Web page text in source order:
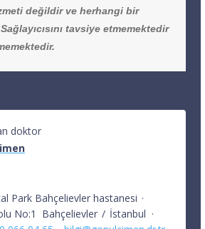
değildir ve herhangi bir
tavsiye etmemektedir
doktor
Park Bahçelievler hastanesi ·
No:1
Bahçelievler / İstanbul ·